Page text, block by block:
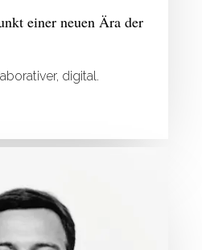
einer neuen Ära der
digital.